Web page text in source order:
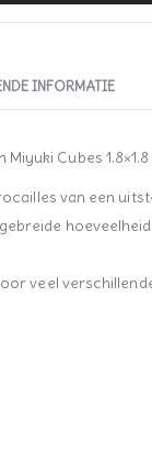
INFORMATIE
Cubes
van een
veel